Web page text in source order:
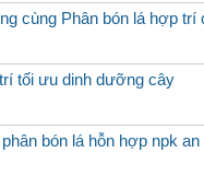
cùng Phân bón lá hợp trí
tối ưu dinh dưỡng cây
bón lá hỗn hợp npk an